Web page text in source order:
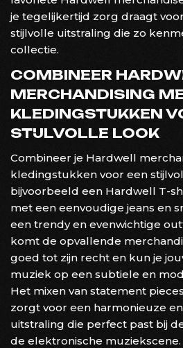
je tegelijkertijd zorg draagt
stijlvolle uitstraling die zo
collectie.
COMBINEER
MERCHANDISING
KLEDINGSTUKKEN
STIJLVOLLE LOOK
Combineer je Hardwell
kledingstukken voor een
bijvoorbeeld een Hardwell T-
met een eenvoudige jeans en
een trendy en evenwichtige
komt de opvallende
goed tot zijn recht en kun je
muziek op een subtiele en
Het mixen van statement
zorgt voor een harmonieuze
uitstraling die perfect past bij
de elektronische muziekscene.